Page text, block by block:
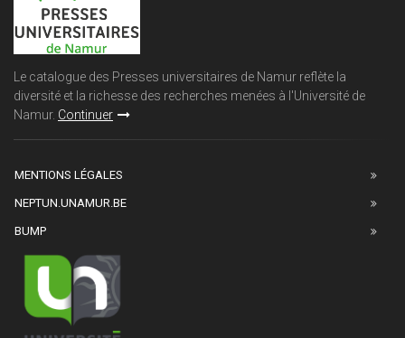
Le catalogue des Presses universitaires de Namur reflète la
diversité et la richesse des recherches menées à l'Université de
Namur. Continuer
MENTIONS LÉGALES
NEPTUN.UNAMUR.BE
BUMP